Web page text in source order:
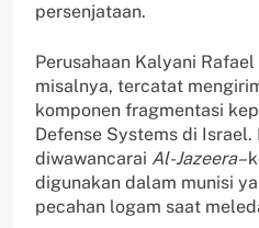
persenjataan.
Perusahaan Kalyani
misalnya, tercatat
komponen fragmentasi
Defense Systems di
diwawancarai Al-Jazeera–
digunakan dalam munisi
pecahan logam saat